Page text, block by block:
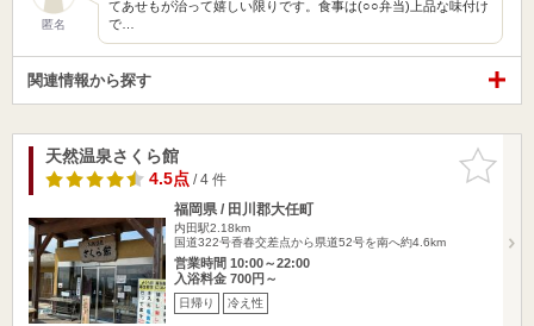
匿名
てあせもが治って嬉しい限りです。食事は(○○弁当)上品な味付け
で…
関連情報から探す
お気に入
りに追加
天然温泉さくら館
4.5点/ 4 件
福岡県 / 田川郡大任町
内田駅2.18km
国道322号香春交差点から県道52号を南へ約4.6km
営業時間 10:00～22:00
入浴料金 700円～
日帰り 冷え性